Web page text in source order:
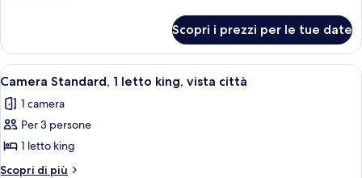
2
letti
matrimoniali,
vista
città
Standard,
letti
vista
città
Scopri i prezzi per le tue date
Apri
tutte
le
foto
per
Camera
Una moderna camera d'albergo
7
Camera Standard, 1 letto king, vista città
1 camera
Per 3 persone
1 letto king
Scopri di più
Altri